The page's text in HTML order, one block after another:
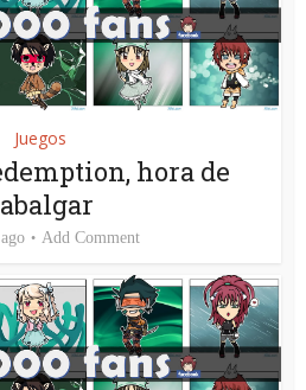
Juegos
hora de
Add Comment